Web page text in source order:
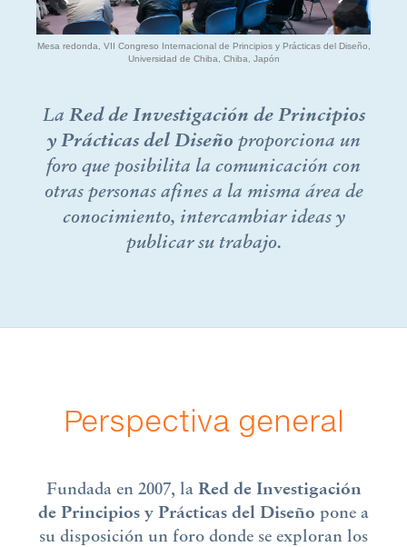
Mesa redonda, VII Congreso Internacional de Principios y Prácticas del Diseño,
Universidad de Chiba, Chiba, Japón
La Red de Investigación de Principios
y Prácticas del Diseño proporciona un
foro que posibilita la comunicación con
otras personas afines a la misma área de
conocimiento, intercambiar ideas y
publicar su trabajo.
Perspectiva general
Fundada en 2007, la Red de Investigación
de Principios y Prácticas del Diseño pone a
su disposición un foro donde se exploran los